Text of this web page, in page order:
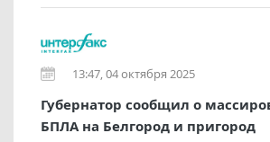
13:47, 04 октября 2025
Губернатор сообщил о
БПЛА на Белгород и пригород